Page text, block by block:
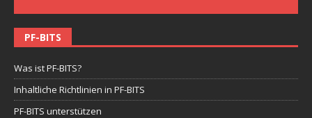
PF-BITS
Was ist PF-BITS?
Inhaltliche Richtlinien in PF-BITS
PF-BITS unterstützen